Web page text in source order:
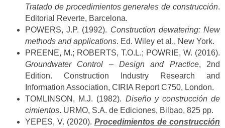
Tratado de procedimientos generales de construcción.
Editorial Reverte, Barcelona.
POWERS, J.P. (1992). Construction dewatering: New
methods and applications. Ed. Wiley et al., New York.
PREENE, M.; ROBERTS, T.O.L.; POWRIE, W. (2016).
Groundwater Control – Design and Practice, 2nd
Edition. Construction Industry Research and
Information Association, CIRIA Report C750, London.
TOMLINSON, M.J. (1982). Diseño y construcción de
cimientos. URMO, S.A. de Ediciones, Bilbao, 825 pp.
YEPES, V. (2020). Procedimientos de construcción